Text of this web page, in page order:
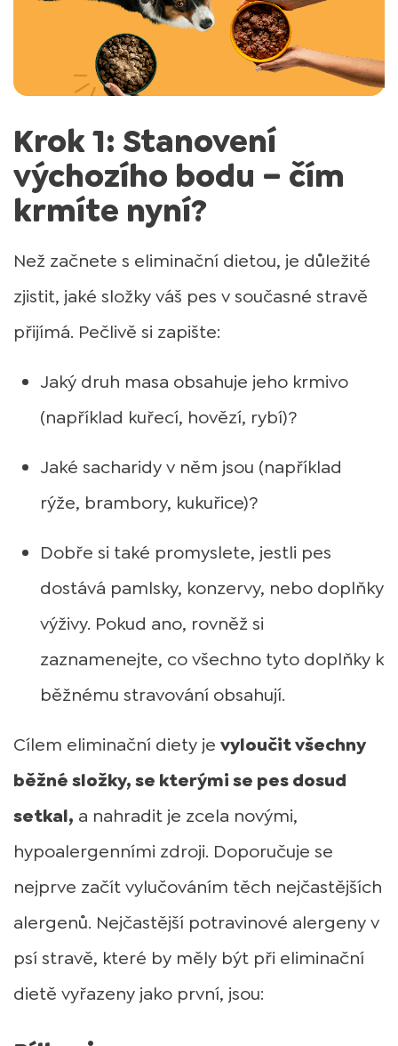
Krok 1: Stanovení
výchozího bodu – čím
krmíte nyní?
Než začnete s eliminační dietou, je důležité
zjistit, jaké složky váš pes v současné stravě
přijímá. Pečlivě si zapište:
Jaký druh masa obsahuje jeho krmivo
(například kuřecí, hovězí, rybí)?
Jaké sacharidy v něm jsou (například
rýže, brambory, kukuřice)?
Dobře si také promyslete, jestli pes
dostává pamlsky, konzervy, nebo doplňky
výživy. Pokud ano, rovněž si
zaznamenejte, co všechno tyto doplňky k
běžnému stravování obsahují.
Cílem eliminační diety je vyloučit všechny
běžné složky, se kterými se pes dosud
setkal, a nahradit je zcela novými,
hypoalergenními zdroji. Doporučuje se
nejprve začít vylučováním těch nejčastějších
alergenů. Nejčastější potravinové alergeny v
psí stravě, které by měly být při eliminační
dietě vyřazeny jako první, jsou: